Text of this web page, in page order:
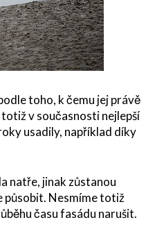
toho, k čemu jej právě
v současnosti nejlepší
usadily, například díky
natře, jinak zůstanou
působit. Nesmíme totiž
času fasádu narušit.